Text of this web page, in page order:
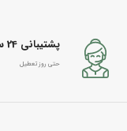
پشتیبانی 24 ساعته
حتی روز تعطیل